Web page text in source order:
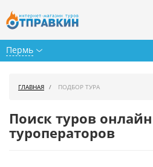
Пермь
Горящие туры
ГЛАВНАЯ ПОДБОР ТУРА
Поиск туров
туроператоров